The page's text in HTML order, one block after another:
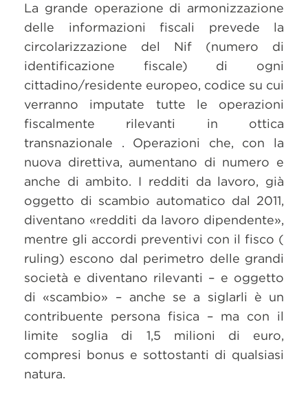
La grande operazione di armonizzazione
delle informazioni fiscali prevede la
circolarizzazione del Nif (numero di
identificazione fiscale) di ogni
cittadino/residente europeo, codice su cui
verranno imputate tutte le operazioni
fiscalmente rilevanti in ottica
transnazionale . Operazioni che, con la
nuova direttiva, aumentano di numero e
anche di ambito. I redditi da lavoro, già
oggetto di scambio automatico dal 2011,
diventano «redditi da lavoro dipendente»,
mentre gli accordi preventivi con il fisco (
ruling) escono dal perimetro delle grandi
società e diventano rilevanti – e oggetto
di «scambio» – anche se a siglarli è un
contribuente persona fisica – ma con il
limite soglia di 1,5 milioni di euro,
compresi bonus e sottostanti di qualsiasi
natura.